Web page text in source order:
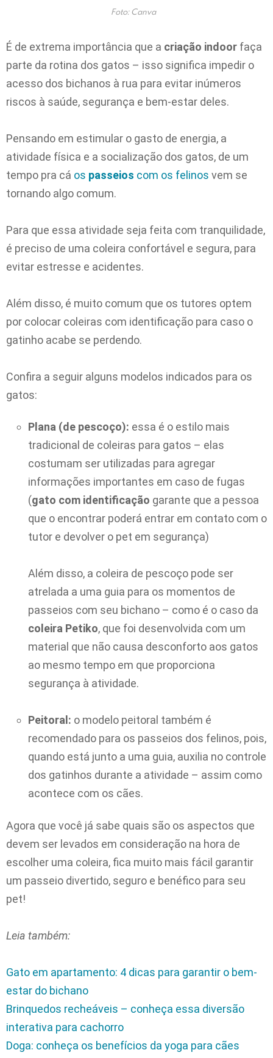
Foto: Canva
É de extrema importância que a criação indoor faça
parte da rotina dos gatos – isso significa impedir o
acesso dos bichanos à rua para evitar inúmeros
riscos à saúde, segurança e bem-estar deles.
Pensando em estimular o gasto de energia, a
atividade física e a socialização dos gatos, de um
tempo pra cá os passeios com os felinos vem se
tornando algo comum.
Para que essa atividade seja feita com tranquilidade,
é preciso de uma coleira confortável e segura, para
evitar estresse e acidentes.
Além disso, é muito comum que os tutores optem
por colocar coleiras com identificação para caso o
gatinho acabe se perdendo.
Confira a seguir alguns modelos indicados para os
gatos:
Plana (de pescoço): essa é o estilo mais
tradicional de coleiras para gatos – elas
costumam ser utilizadas para agregar
informações importantes em caso de fugas
(gato com identificação garante que a pessoa
que o encontrar poderá entrar em contato com o
tutor e devolver o pet em segurança)
Além disso, a coleira de pescoço pode ser
atrelada a uma guia para os momentos de
passeios com seu bichano – como é o caso da
coleira Petiko, que foi desenvolvida com um
material que não causa desconforto aos gatos
ao mesmo tempo em que proporciona
segurança à atividade.
Peitoral: o modelo peitoral também é
recomendado para os passeios dos felinos, pois,
quando está junto a uma guia, auxilia no controle
dos gatinhos durante a atividade – assim como
acontece com os cães.
Agora que você já sabe quais são os aspectos que
devem ser levados em consideração na hora de
escolher uma coleira, fica muito mais fácil garantir
um passeio divertido, seguro e benéfico para seu
pet!
Leia também:
Gato em apartamento: 4 dicas para garantir o bem-
estar do bichano
Brinquedos recheáveis – conheça essa diversão
interativa para cachorro
Doga: conheça os benefícios da yoga para cães